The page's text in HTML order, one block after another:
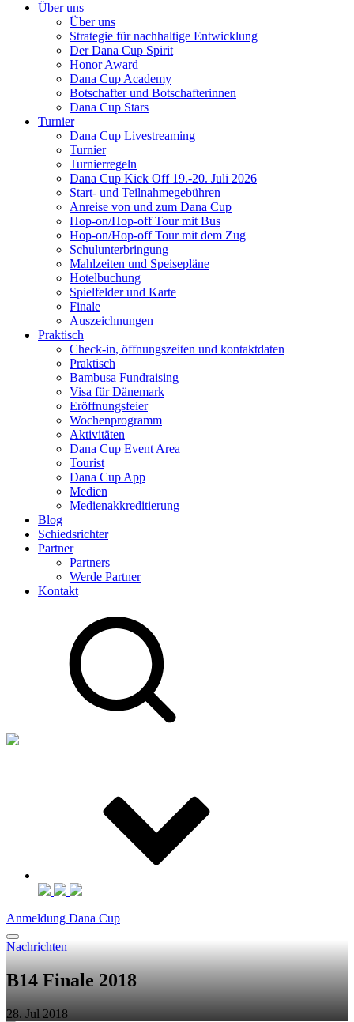
Über uns
Über uns
Strategie für nachhaltige Entwicklung
Der Dana Cup Spirit
Honor Award
Dana Cup Academy
Botschafter und Botschafterinnen
Dana Cup Stars
Turnier
Dana Cup Livestreaming
Turnier
Turnierregeln
Dana Cup Kick Off 19.-20. Juli 2026
Start- und Teilnahmegebühren
Anreise von und zum Dana Cup
Hop-on/Hop-off Tour mit Bus
Hop-on/Hop-off Tour mit dem Zug
Schulunterbringung
Mahlzeiten und Speisepläne
Hotelbuchung
Spielfelder und Karte
Finale
Auszeichnungen
Praktisch
Check-in, öffnungszeiten und kontaktdaten
Praktisch
Bambusa Fundraising
Visa für Dänemark
Eröffnungsfeier
Wochenprogramm
Aktivitäten
Dana Cup Event Area
Tourist
Dana Cup App
Medien
Medienakkreditierung
Blog
Schiedsrichter
Partner
Partners
Werde Partner
Kontakt
Anmeldung Dana Cup
Nachrichten
B14 Finale 2018
28. Jul 2018